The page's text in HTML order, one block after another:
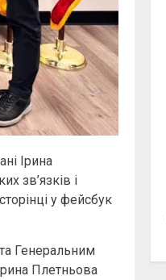
Ірина
зв’язків і
у фейсбук
Генеральним
Плетньова